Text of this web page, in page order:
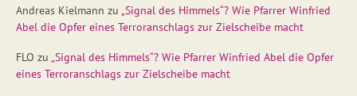
Andreas Kielmann zu „Signal des Himmels“? Wie Pfarrer Winfried
Abel die Opfer eines Terroranschlags zur Zielscheibe macht
FLO zu „Signal des Himmels“? Wie Pfarrer Winfried Abel die Opfer
eines Terroranschlags zur Zielscheibe macht